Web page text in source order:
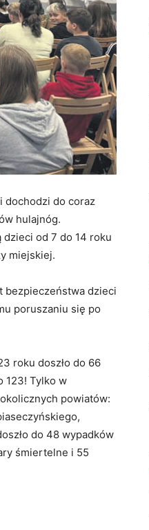
dochodzi do coraz
hulajnóg.
dzieci od 7 do 14 roku
miejskiej.
bezpieczeństwa dzieci
poruszaniu się po
roku doszło do 66
123! Tylko w
powiatów:
do 48 wypadków
śmiertelne i 55